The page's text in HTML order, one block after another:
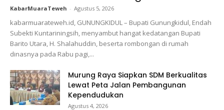
KabarMuaraTeweh - Agustus 5, 2026
kabarmuarateweh.id, GUNUNGKIDUL – Bupati Gunungkidul, Endah
Subekti Kuntariningsih, menyambut hangat kedatangan Bupati
Barito Utara, H. Shalahuddin, beserta rombongan di rumah
dinasnya pada Rabu pagi,...
Murung Raya Siapkan SDM Berkualitas
Lewat Peta Jalan Pembangunan
Kependudukan
Agustus 4, 2026